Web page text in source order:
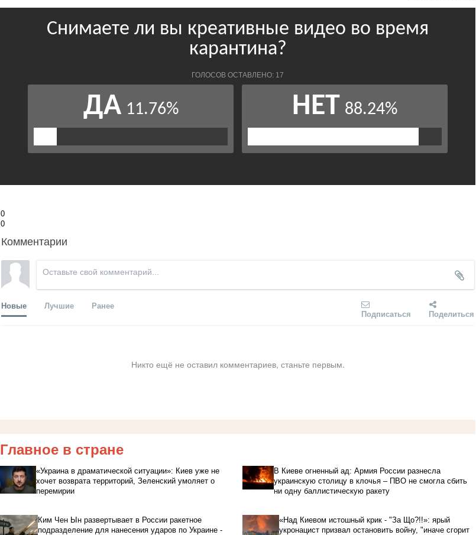
0
0
Комментарии
Новые Лучшие Ранее
Подписаться Поделиться
Никто ещё не оставил комментариев, станьте первым.
Главное в стране
«Украина в драматической ситуации»: Киев уже не
хочет возврата территорий, Зеленский умоляет о
перемирии
В Киеве огненный ад: Армия России разнесла
украинскую столицу в клочья – ПВО не смогла сбить
ни одну баллистическую ракету
Ким Чен Ын развертывает в России ракетное
подразделение для нанесения ударов по Украине -
«Над Киевом истошный крик - "За Що?!!»: ярый
укронацист призвал остановить войну, "иначе сгорит